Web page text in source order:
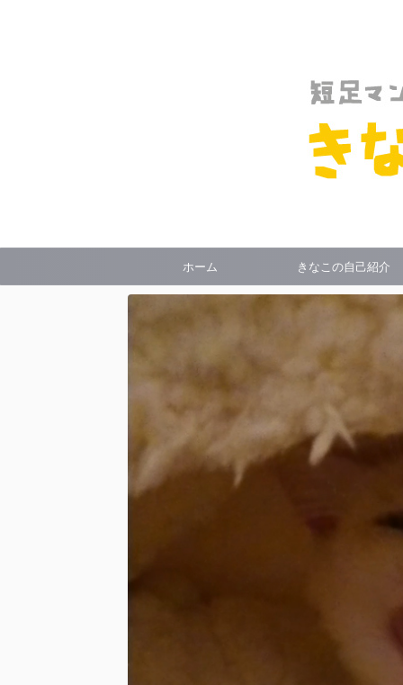
ホーム きなこの自己紹介